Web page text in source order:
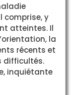
comprise, y
atteintes. Il
la
récents et
difficultés.
inquiétante